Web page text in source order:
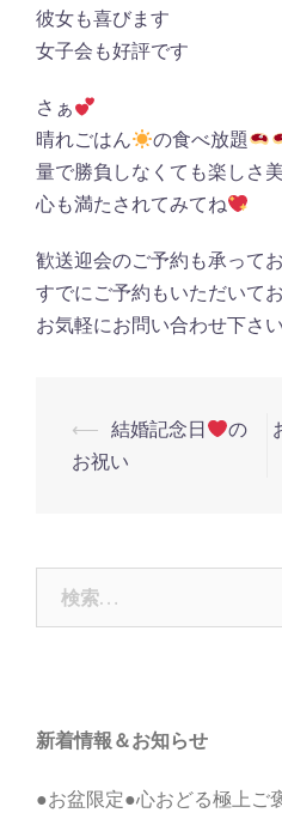
彼女も喜びます
女子会も好評です
さぁ
晴れごはん
の食べ放題
量で勝負しなくても楽しさ
心も満たされてみてね
歓送迎会のご予約も承って
すでにご予約もいただいて
お気軽にお問い合わせ下さい
投
稿
ゲ
ー
⟵ 結婚記念日
の
お祝い
新着情報＆お知らせ
●お盆限定●心おどる極上ご